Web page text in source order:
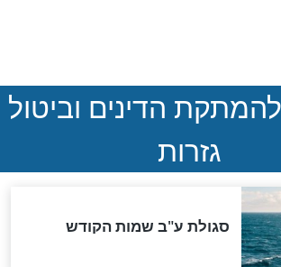
שורדת השואה שחוגגת 100:
"מודה לקב"ה על כל השנים"
בעיר": מכירת המחלה